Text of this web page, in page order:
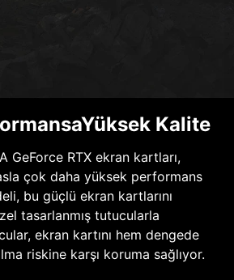
Kalite
GeForce RTX ekran kartları,
çok daha yüksek performans
bu güçlü ekran kartlarını
tasarlanmış tutucularla
ekran kartını hem dengede
riskine karşı koruma sağlıyor.